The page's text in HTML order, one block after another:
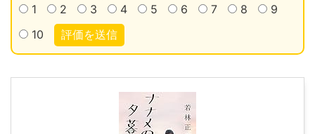
1
2 3 4 5 6 7 8
9
10
評価を送信